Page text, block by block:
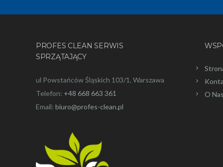
PROFES CLEAN SERWIS
SPRZĄTAJĄCY
ul Powstańców Śląskich 103/1, Warszawa
Telefon: +48 668 663 361
Email: biuro@profes-clean.pl
O